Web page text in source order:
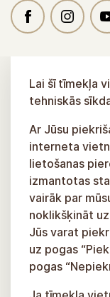
Lai šī tīmekļa
tehniskās
Ar Jūsu
interneta
lietošanas
izmantotas
vairāk par
noklikšķināt
Jūs varat
uz pogas
pogas